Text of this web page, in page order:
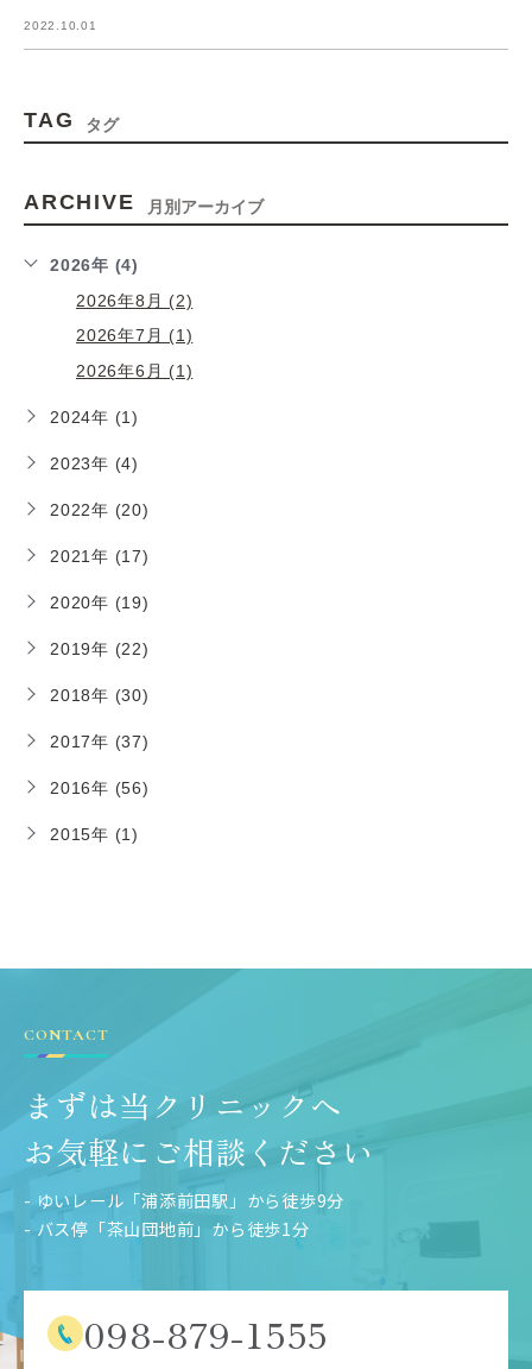
2022.10.01
TAG タグ
ARCHIVE 月別アーカイブ
2026年 (4)
2026年8月 (2)
2026年7月 (1)
2026年6月 (1)
2024年 (1)
2023年 (4)
2022年 (20)
2021年 (17)
2020年 (19)
2019年 (22)
2018年 (30)
2017年 (37)
2016年 (56)
2015年 (1)
CONTACT
まずは当クリニックへ
お気軽にご相談ください
- ゆいレール「浦添前田駅」から徒歩9分
- バス停「茶山団地前」から徒歩1分
098-879-1555